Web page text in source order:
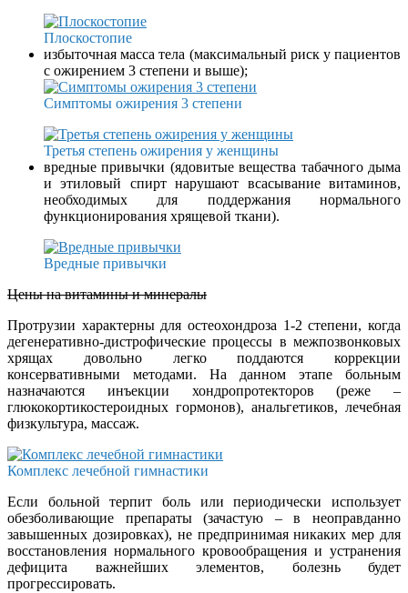
Плоскостопие
избыточная масса тела (максимальный риск у пациентов
с ожирением 3 степени и выше);
Симптомы ожирения 3 степени
Третья степень ожирения у женщины
вредные привычки (ядовитые вещества табачного дыма
и этиловый спирт нарушают всасывание витаминов,
необходимых для поддержания нормального
функционирования хрящевой ткани).
Вредные привычки
Цены на витамины и минералы
Протрузии характерны для остеохондроза 1-2 степени, когда
дегенеративно-дистрофические процессы в межпозвонковых
хрящах довольно легко поддаются коррекции
консервативными методами. На данном этапе больным
назначаются инъекции хондропротекторов (реже –
глюкокортикостероидных гормонов), анальгетиков, лечебная
физкультура, массаж.
Комплекс лечебной гимнастики
Если больной терпит боль или периодически использует
обезболивающие препараты (зачастую – в неоправданно
завышенных дозировках), не предпринимая никаких мер для
восстановления нормального кровообращения и устранения
дефицита важнейших элементов, болезнь будет
прогрессировать.